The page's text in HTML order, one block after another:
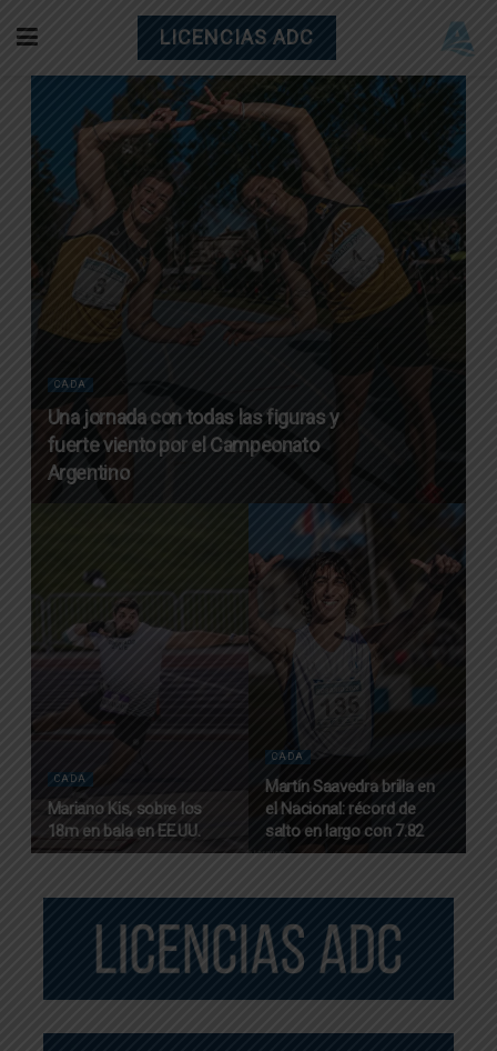
LICENCIAS ADC
CADA
Una jornada con todas las figuras y
fuerte viento por el Campeonato
Argentino
CADA
Mariano Kis, sobre los
18m en bala en EE.UU.
CADA
Martín Saavedra brilla en
el Nacional: récord de
salto en largo con 7.82